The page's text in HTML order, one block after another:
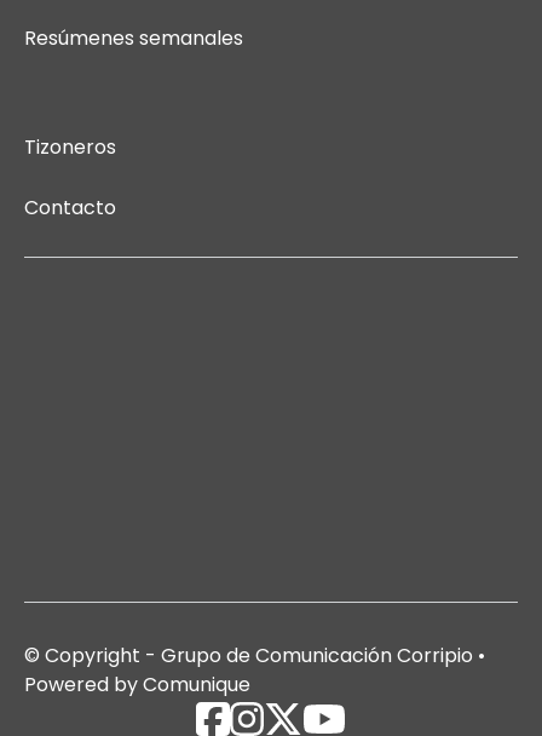
Resúmenes semanales
Tizoneros
Contacto
© Copyright - Grupo de Comunicación Corripio •
Powered by Comunique